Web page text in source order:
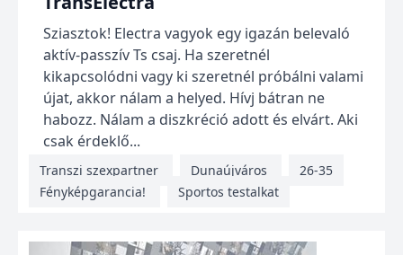
Sziasztok! Electra vagyok egy igazán belevaló
aktív-passzív Ts csaj. Ha szeretnél
kikapcsolódni vagy ki szeretnél próbálni valami
újat, akkor nálam a helyed. Hívj bátran ne
habozz. Nálam a diszkréció adott és elvárt. Aki
csak érdeklő...
Transzi szexpartner Dunaújváros
26-35
Fényképgarancia!
Sportos testalkat